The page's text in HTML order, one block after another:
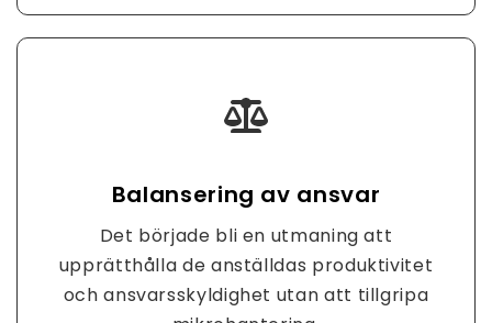
Balansering av ansvar
Det började bli en utmaning att
upprätthålla de anställdas produktivitet
och ansvarsskyldighet utan att tillgripa